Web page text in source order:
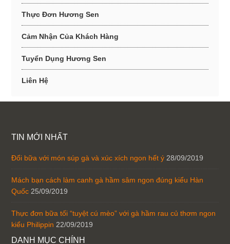
Thực Đơn Hương Sen
Cảm Nhận Của Khách Hàng
Tuyển Dụng Hương Sen
Liên Hệ
TIN MỚI NHẤT
Đổi bữa với món súp gà và xúc xích ngon hết ý 28/09/2019
Mách bạn cách làm canh gà hầm sâm ngon đúng kiểu Hàn
Quốc 25/09/2019
Thực đơn bữa tối “tuyệt cú mèo” với gà hầm rau củ thơm ngon
kiểu Philippin 22/09/2019
DANH MỤC CHÍNH